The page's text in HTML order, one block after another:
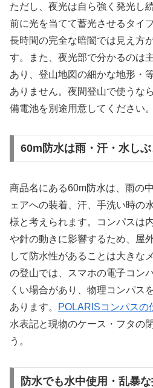
ただし、夜光は自ら強く発光し
前に光を当てて蓄光させるタイ
長時間の完全な暗闇では見え方
す。また、夜光部で分かるのは
あり、登山地図の細かな地形・
ありません。夜間登山で使うな
備電池を別途用意してください。
60m防水は雨・汗・水し
商品名にある60m防水は、雨の
ェアへの装着、汗、手洗い時の
様と考えられます。コンパスは
や針の動きに影響するため、屋
して防水性があることは大きな
の登山では、スマホの電子コン
くい場合があり、物理コンパス
あります。
POLARISコンパスの
水表記と現物のケース・フタの
う。
防水でも水中使用・乱暴